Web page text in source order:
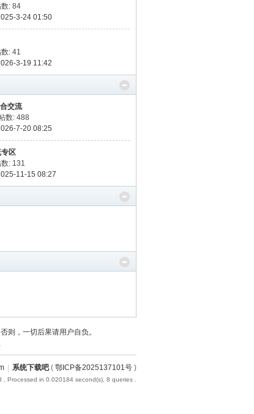
: 84
3-24 01:50
: 41
3-19 11:42
交流
数: 488
7-20 08:25
区
: 131
11-15 08:27
则，一切后果请用户自负。
系统下载吧( 鄂ICP备2025137101号 )
, Processed in 0.020184 second(s), 8 queries .